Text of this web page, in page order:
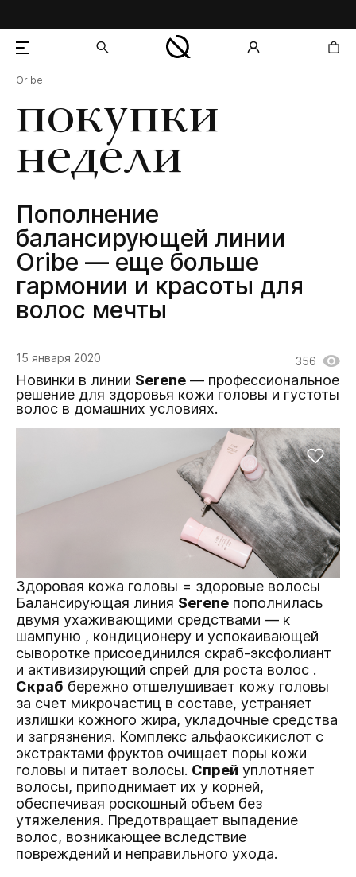
покупки
недели
Пополнение
балансирующей линии
Oribe — еще больше
гармонии и красоты для
волос мечты
Oribe
15 января 2020 356
Новинки в линии Serene — профессиональное
решение для здоровья кожи головы и густоты
волос в домашних условиях.
Здоровая кожа головы = здоровые волосы
Балансирующая линия Serene пополнилась
двумя ухаживающими средствами — к
шампуню , кондиционеру и успокаивающей
сыворотке присоединился скраб-эксфолиант
и активизирующий спрей для роста волос .
Скраб бережно отшелушивает кожу головы
за счет микрочастиц в составе, устраняет
излишки кожного жира, укладочные средства
и загрязнения. Комплекс альфаоксикислот с
экстрактами фруктов очищает поры кожи
головы и питает волосы. Спрей уплотняет
волосы, приподнимает их у корней,
обеспечивая роскошный объем без
утяжеления. Предотвращает выпадение
волос, возникающее вследствие
повреждений и неправильного ухода.